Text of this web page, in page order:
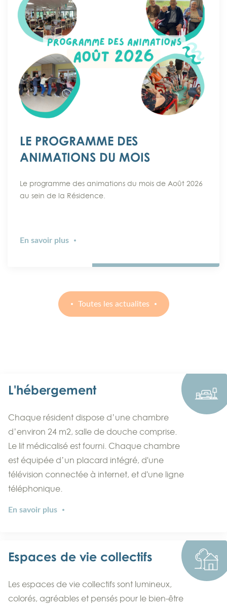
LE PROGRAMME DES
ANIMATIONS DU MOIS
Le programme des animations du mois de Août 2026
au sein de la Résidence.
En savoir plus
Toutes les actualites
L'hébergement
Chaque résident dispose d’une chambre
d’environ 24 m2, salle de douche comprise.
Le lit médicalisé est fourni. Chaque chambre
est équipée d’un placard intégré, d'une
télévision connectée à internet, et d'une ligne
téléphonique.
En savoir plus
Espaces de vie collectifs
Les espaces de vie collectifs sont lumineux,
colorés, agréables et pensés pour le bien-être